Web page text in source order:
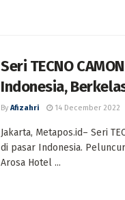
Seri TECNO
Indonesia,
By Afizahri 14 December 2022
Jakarta, Metapos.id– Seri
di pasar Indonesia.
Arosa Hotel ...